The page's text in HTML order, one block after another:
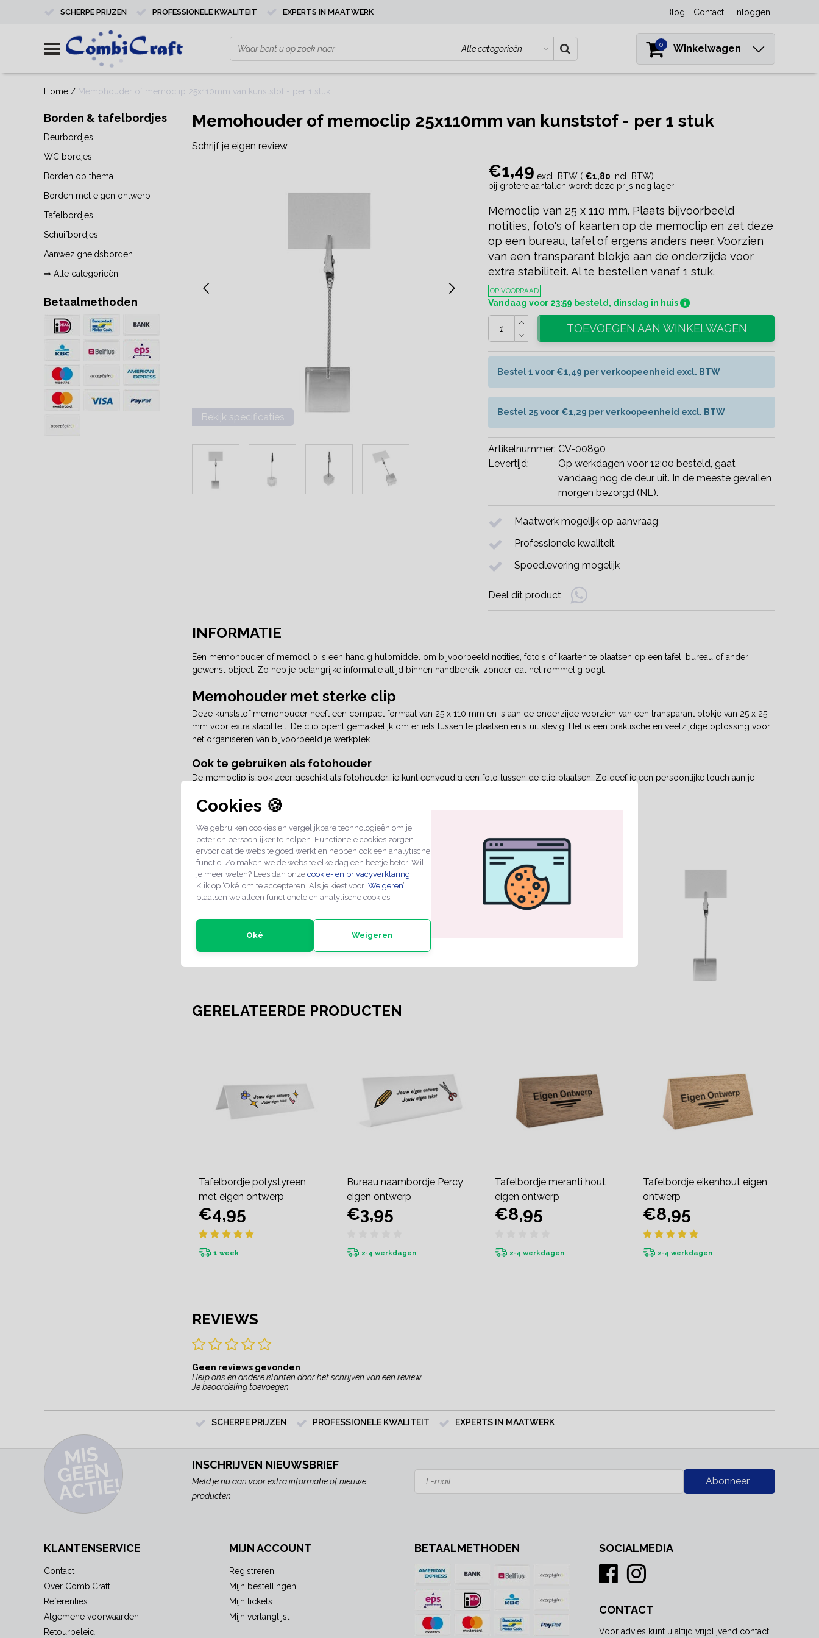
Cookies 🍪
We gebruiken cookies en vergelijkbare technologieën om je
beter en persoonlijker te helpen. Functionele cookies zorgen
ervoor dat de website goed werkt en hebben ook een analytische
functie. Zo maken we de website elke dag een beetje beter. Wil
je meer weten? Lees dan onze cookie- en privacyverklaring
Klik op ‘Oké’ om te accepteren. Als je kiest voor ‘Weigeren’,
plaatsen we alleen functionele en analytische cookies.
Oké Weigeren
SCHERPE PRIJZEN PROFESSIONELE KWALITEIT EXPERTS IN MAATWERK Blog Contact Inloggen
0 Winkelwagen
Home / Memohouder of memoclip 25x110mm van kunststof - per 1 stuk
Borden & tafelbordjes
Deurbordjes
WC bordjes
Borden op thema
Borden met eigen ontwerp
Tafelbordjes
Schuifbordjes
Aanwezigheidsborden
⇒ Alle categorieën
Betaalmethoden
Memohouder of memoclip 25x110mm van kunststof - per 1 stuk
Schrijf je eigen review
Bekijk specificaties
€1,49 excl. BTW ( €1,80 incl. BTW)
bij grotere aantallen wordt deze prijs nog lager
Memoclip van 25 x 110 mm. Plaats bijvoorbeeld
notities, foto's of kaarten op de memoclip en zet deze
op een bureau, tafel of ergens anders neer. Voorzien
van een transparant blokje aan de onderzijde voor
extra stabiliteit. Al te bestellen vanaf 1 stuk.
OP VOORRAAD
Vandaag voor 23:59 besteld, dinsdag in huis
TOEVOEGEN AAN WINKELWAGEN
Bestel 1 voor €1,49 per verkoopeenheid excl. BTW
Bestel 25 voor €1,29 per verkoopeenheid excl. BTW
Artikelnummer: CV-00890
Levertijd:
Op werkdagen voor 12:00 besteld, gaat
vandaag nog de deur uit. In de meeste gevallen
morgen bezorgd (NL).
Maatwerk mogelijk op aanvraag
Professionele kwaliteit
Spoedlevering mogelijk
Deel dit product
INFORMATIE
Een memohouder of memoclip is een handig hulpmiddel om bijvoorbeeld notities, foto's of kaarten te plaatsen op een tafel, bureau of ander
gewenst object. Zo heb je belangrijke informatie altijd binnen handbereik, zonder dat het rommelig oogt.
Memohouder met sterke clip
Deze kunststof memohouder heeft een compact formaat van 25 x 110 mm en is aan de onderzijde voorzien van een transparant blokje van 25 x 25
mm voor extra stabiliteit. De clip opent gemakkelijk om er iets tussen te plaatsen en sluit stevig. Het is een praktische en veelzijdige oplossing voor
het organiseren van bijvoorbeeld je werkplek.
Ook te gebruiken als fotohouder
De memoclip is ook zeer geschikt als fotohouder; je kunt eenvoudig een foto tussen de clip plaatsen. Zo geef je een persoonlijke touch aan je
SPECIFICATIES
Retourbeleid:
Dit product is een standaard artikel, waar u wettelijk 14 dagen recht van
retour op heeft, echter u dient de producten wel gefrankeerd te
retourneren. Die kosten worden niet vergoed.
GERELATEERDE PRODUCTEN
Tafelbordje polystyreen
met eigen ontwerp
€4,95
1 week
Bureau naambordje Percy
eigen ontwerp
€3,95
2-4 werkdagen
Tafelbordje meranti hout
eigen ontwerp
€8,95
2-4 werkdagen
Tafelbordje eikenhout eigen
ontwerp
€8,95
2-4 werkdagen
REVIEWS
Geen reviews gevonden
Help ons en andere klanten door het schrijven van een review
Je beoordeling toevoegen
SCHERPE PRIJZEN PROFESSIONELE KWALITEIT EXPERTS IN MAATWERK
MI
S
G
E
E
N
A
C
TI
E!
INSCHRIJVEN NIEUWSBRIEF
Meld je nu aan voor extra informatie of nieuwe
producten
Abonneer
KLANTENSERVICE
Contact
Over CombiCraft
Referenties
Algemene voorwaarden
Retourbeleid
MIJN ACCOUNT
Registreren
Mijn bestellingen
Mijn tickets
Mijn verlanglijst
BETAALMETHODEN SOCIALMEDIA
CONTACT
Voor advies kunt u altijd vrijblijvend contact